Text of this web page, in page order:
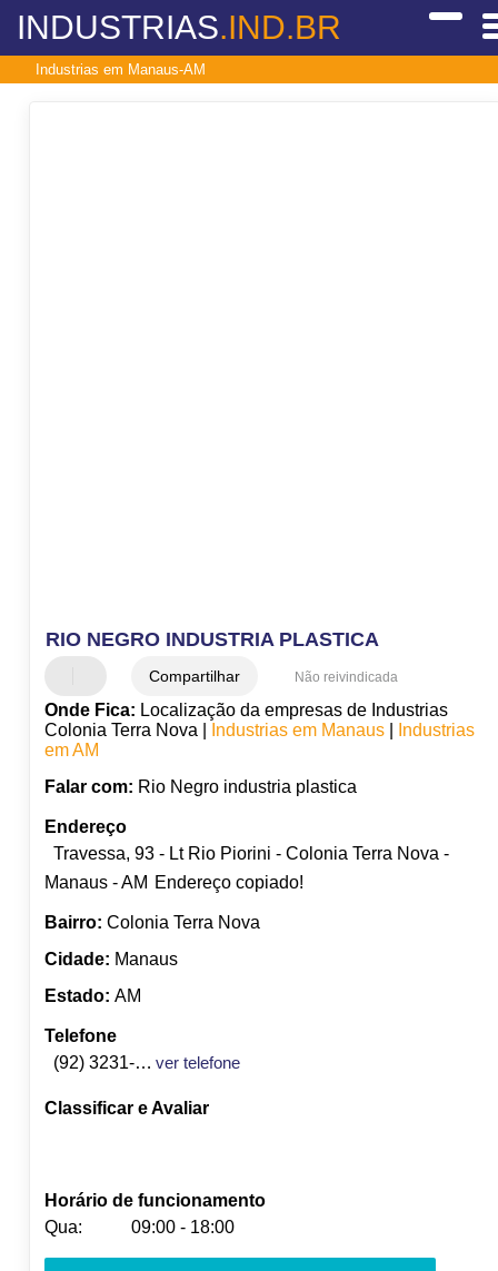
INDUSTRIAS.IND.BR
Industrias em Manaus-AM
RIO NEGRO INDUSTRIA PLASTICA
Compartilhar Não reivindicada
Onde Fica: Localização da empresas de Industrias
Colonia Terra Nova |
Industrias em Manaus|
Industrias
em AM
Falar com: Rio Negro industria plastica
Endereço
Travessa, 93 - Lt Rio Piorini - Colonia Terra Nova -
Manaus - AM Endereço copiado!
Bairro: Colonia Terra Nova
Cidade: Manaus
Estado: AM
Telefone
(92) 3231-1613
ver telefone
Classificar e Avaliar
Horário de funcionamento
Qua:
09:00 - 18:00